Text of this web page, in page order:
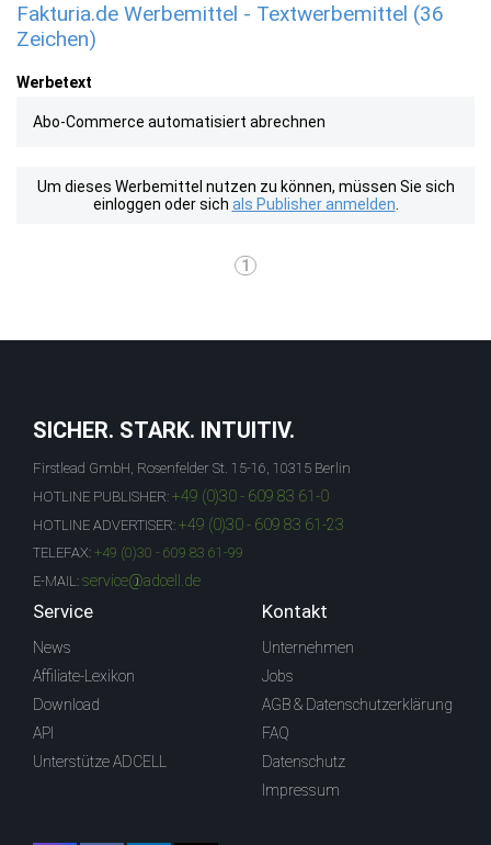
Fakturia.de Werbemittel - Textwerbemittel (36
Zeichen)
Werbetext
Abo-Commerce automatisiert abrechnen
Um dieses Werbemittel nutzen zu können, müssen Sie sich
einloggen oder sich als Publisher anmelden
1
SICHER. STARK. INTUITIV.
Firstlead GmbH, Rosenfelder St. 15-16, 10315 Berlin
HOTLINE PUBLISHER: +49 (0)30 - 609 83 61-0
HOTLINE ADVERTISER: +49 (0)30 - 609 83 61-23
TELEFAX: +49 (0)30 - 609 83 61-99
E-MAIL: service@adcell.de
Service
News
Affiliate-Lexikon
Download
API
Unterstütze ADCELL
Kontakt
Unternehmen
Jobs
AGB & Datenschutzerklärung
FAQ
Datenschutz
Impressum